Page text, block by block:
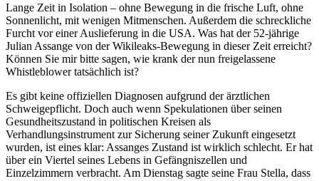
Lange Zeit in Isolation – ohne Bewegung in die frische Luft, ohne
Sonnenlicht, mit wenigen Mitmenschen. Außerdem die schreckliche
Furcht vor einer Auslieferung in die USA. Was hat der 52-jährige
Julian Assange von der Wikileaks-Bewegung in dieser Zeit erreicht?
Können Sie mir bitte sagen, wie krank der nun freigelassene
Whistleblower tatsächlich ist?
Es gibt keine offiziellen Diagnosen aufgrund der ärztlichen
Schweigepflicht. Doch auch wenn Spekulationen über seinen
Gesundheitszustand in politischen Kreisen als
Verhandlungsinstrument zur Sicherung seiner Zukunft eingesetzt
wurden, ist eines klar: Assanges Zustand ist wirklich schlecht. Er hat
über ein Viertel seines Lebens in Gefängniszellen und
Einzelzimmern verbracht. Am Dienstag sagte seine Frau Stella, dass